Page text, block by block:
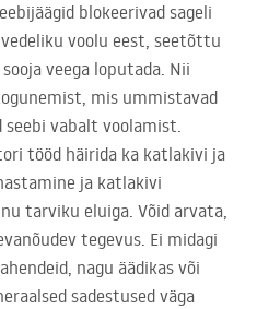
blokeerivad sageli
voolu eest, seetõttu
veega loputada. Nii
mis ummistavad
vabalt voolamist.
tööd häirida ka katlakivi ja
ja katlakivi
tarviku eluiga. Võid arvata,
tegevus. Ei midagi
nagu äädikas või
sadestused väga